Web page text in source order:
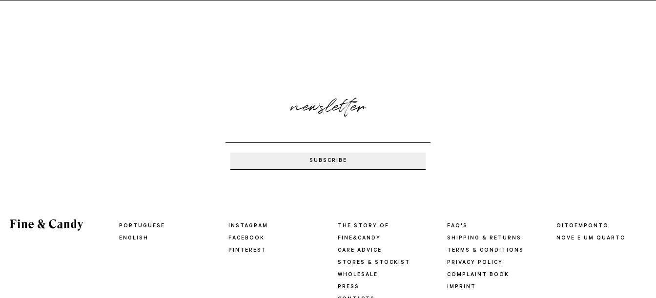
newsletter
PORTUGUESE
ENGLISH
INSTAGRAM
FACEBOOK
PINTEREST
THE STORY OF
FINE&CANDY
CARE ADVICE
STORES & STOCKIST
WHOLESALE
PRESS
FAQ'S
SHIPPING & RETURNS
TERMS & CONDITIONS
PRIVACY POLICY
COMPLAINT BOOK
IMPRINT
OITOEMPONTO
NOVE E UM QUARTO